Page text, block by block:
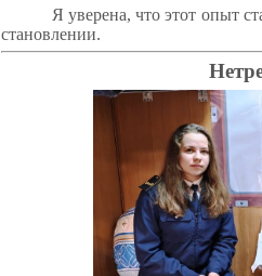
Я уверена, что этот опыт
становлении.